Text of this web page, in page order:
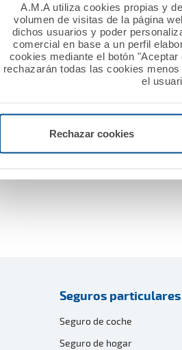
A.M.A utiliza cookies propias y
volumen de visitas de la página
dichos usuarios y poder
comercial en base a un perfil
cookies mediante el botón
rechazarán todas las cookies
el
Rechazar cookies
Seguros particulares
Seguro de coche
Seguro de hogar